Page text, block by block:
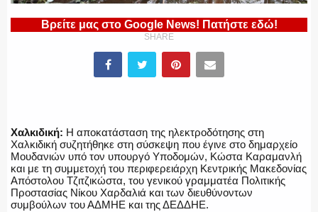
ΠΥΡΟΣΒΕΣΤΙΚΗ
Βρείτε μας στο Google News! Πατήστε εδώ!
SHARE
Χαλκιδική: H αποκατάσταση της ηλεκτροδότησης στη
Χαλκιδική συζητήθηκε στη σύσκεψη που έγινε στο δημαρχείο
Μουδανιών υπό τον υπουργό Υποδομών, Κώστα Καραμανλή
και με τη συμμετοχή του περιφερειάρχη Κεντρικής Μακεδονίας
Απόστολου Τζιτζικώστα, του γενικού γραμματέα Πολιτικής
Προστασίας Νίκου Χαρδαλιά και των διευθύνοντων
συμβούλων του ΑΔΜΗΕ και της ΔΕΔΔΗΕ.